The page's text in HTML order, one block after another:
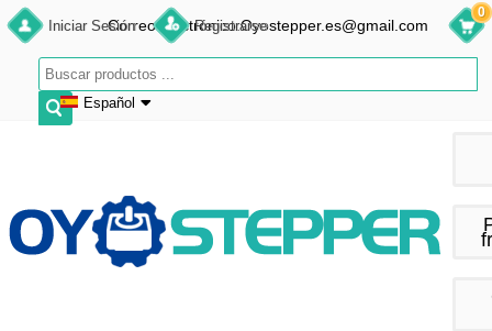
Iniciar Sesión Registrarse
Español
Français
Español
Correo electrónico:Oyostepper.es@gmail.com
0